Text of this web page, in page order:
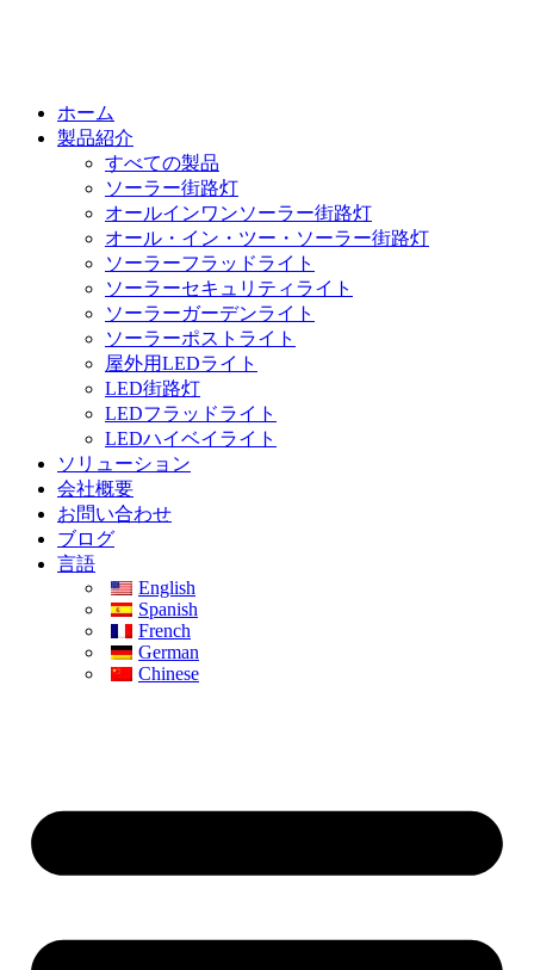
ホーム
製品紹介
すべての製品
ソーラー街路灯
オールインワンソーラー街路灯
オール・イン・ツー・ソーラー街路灯
ソーラーフラッドライト
ソーラーセキュリティライト
ソーラーガーデンライト
ソーラーポストライト
屋外用LEDライト
LED街路灯
LEDフラッドライト
LEDハイベイライト
ソリューション
会社概要
お問い合わせ
ブログ
言語
English
Spanish
French
German
Chinese